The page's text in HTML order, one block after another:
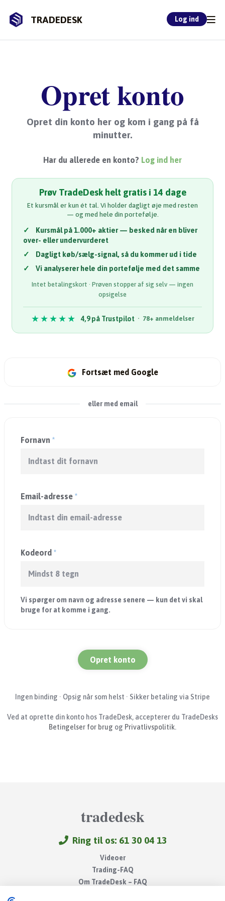
TRADEDESK Log ind
Opret konto
Opret din konto her og kom i gang på få
minutter.
Har du allerede en konto? Log ind her
Prøv TradeDesk helt gratis i 14 dage
Et kursmål er kun ét tal. Vi holder dagligt øje med resten
— og med hele din portefølje.
✓
Kursmål på 1.000+ aktier — besked når en bliver
over- eller undervurderet
✓
Dagligt køb/sælg-signal, så du kommer ud i tide
✓
Vi analyserer hele din portefølje med det samme
Intet betalingskort · Prøven stopper af sig selv — ingen
opsigelse
★★★★★ 4,9 på Trustpilot · 78+ anmeldelser
Fortsæt med Google
eller med email
Fornavn *
Email-adresse *
Kodeord *
Vi spørger om navn og adresse senere — kun det vi skal
bruge for at komme i gang.
Opret konto
Ingen binding · Opsig når som helst · Sikker betaling via Stripe
Ved at oprette din konto hos TradeDesk, accepterer du TradeDesks
Betingelser for brug og Privatlivspolitik.
tradedesk
Ring til os: 61 30 04 13
Videoer
Trading-FAQ
Om TradeDesk – FAQ